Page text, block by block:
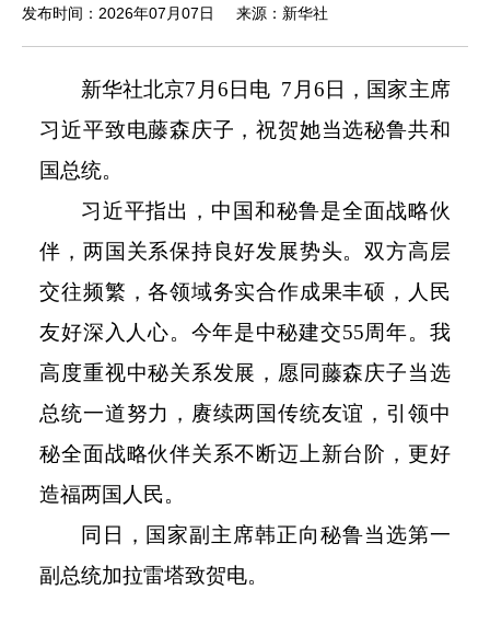
发布时间：2026年07月07日 来源：新华社
新华社北京7 月6日电 7 月6日，国家主席
习近平致电藤森庆子，祝贺她当选秘鲁共和
国总统。
习近平指出，中国和秘鲁是全面战略伙
伴，两国关系保持良好发展势头。双方高层
交往频繁，各领域务实合作成果丰硕，人民
友好深入人心。今年是中秘建交55周年。我
高度重视中秘关系发展，愿同藤森庆子当选
总统一道努力，赓续两国传统友谊，引领中
秘全面战略伙伴关系不断迈上新台阶，更好
造福两国人民。
同日，国家副主席韩正向秘鲁当选第一
副总统加拉雷塔致贺电。